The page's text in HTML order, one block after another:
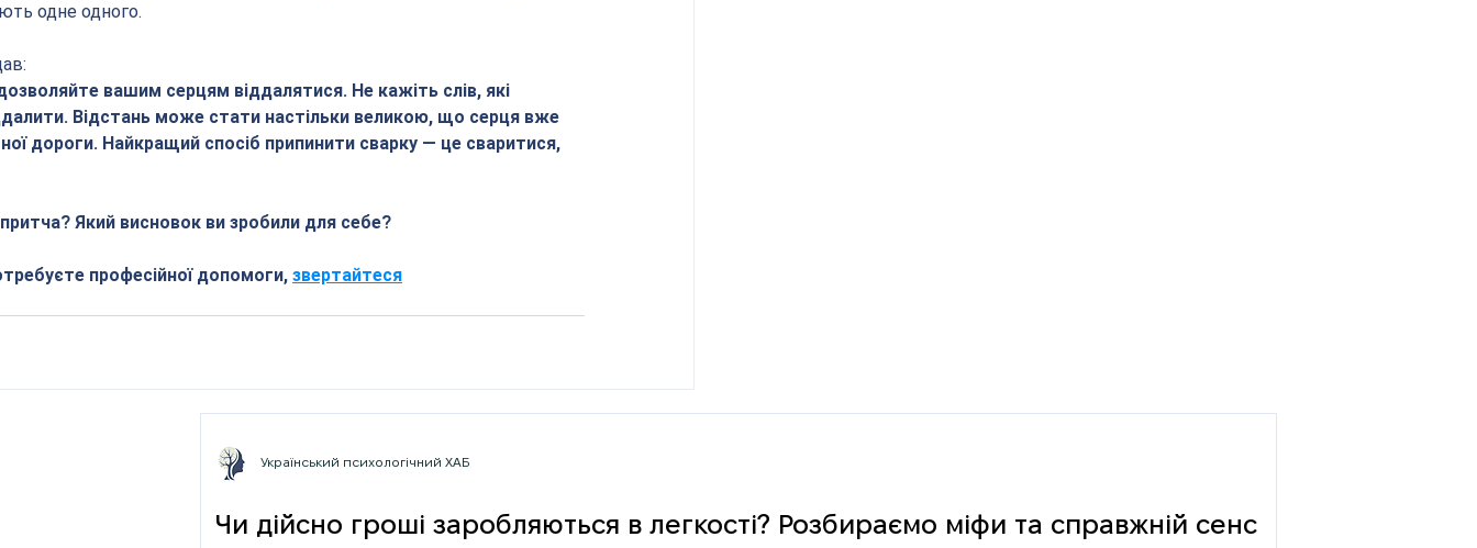
одне одного.
вашим серцям віддалятися. Не кажіть слів, які
Відстань може стати настільки великою, що серця вже
дороги. Найкращий спосіб припинити сварку — це сваритися,
Який висновок ви зробили для себе?
професійної допомоги, звертайтеся
Чи дійсно гроші заробляються в легкості? Розбираємо міфи та справжній сенс
Український психологічний ХАБ